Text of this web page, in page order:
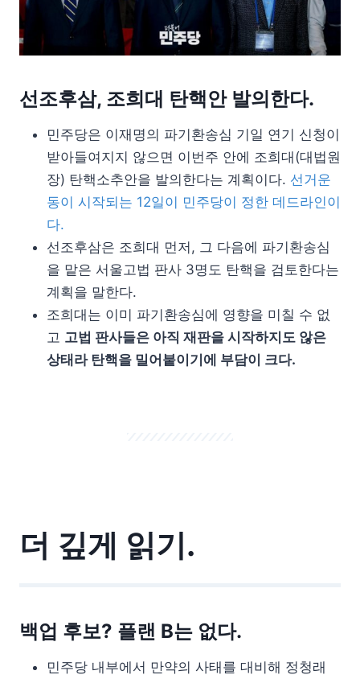
선조후삼, 조희대 탄핵안 발의한다.
민주당은 이재명의 파기환송심 기일 연기 신청이
받아들여지지 않으면 이번주 안에 조희대(대법원
장) 탄핵소추안을 발의한다는 계획이다. 선거운
동이 시작되는 12일이 민주당이 정한 데드라인이
다.
선조후삼은 조희대 먼저, 그 다음에 파기환송심
을 맡은 서울고법 판사 3명도 탄핵을 검토한다는
계획을 말한다.
조희대는 이미 파기환송심에 영향을 미칠 수 없
고 고법 판사들은 아직 재판을 시작하지도 않은
상태라 탄핵을 밀어붙이기에 부담이 크다.
더 깊게 읽기.
백업 후보? 플랜 B는 없다.
민주당 내부에서 만약의 사태를 대비해 정청래